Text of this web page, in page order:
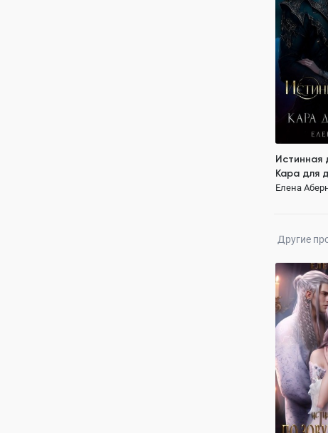
Истинная
Кара для
Елена
властный
от
Другие
По зову
между
Елена
властный
от
очень